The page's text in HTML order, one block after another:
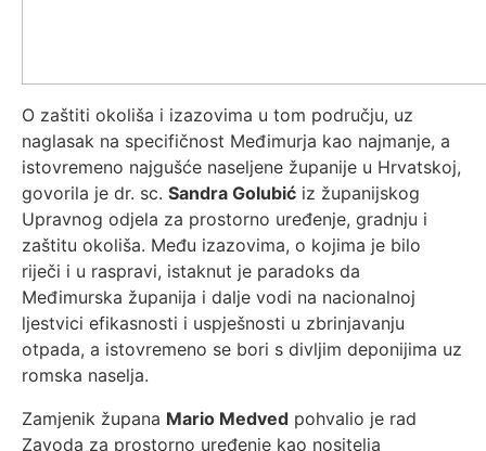
O zaštiti okoliša i izazovima u tom području, uz
naglasak na specifičnost Međimurja kao najmanje, a
istovremeno najgušće naseljene županije u Hrvatskoj,
govorila je dr. sc. Sandra Golubić iz županijskog
Upravnog odjela za prostorno uređenje, gradnju i
zaštitu okoliša. Među izazovima, o kojima je bilo
riječi i u raspravi, istaknut je paradoks da
Međimurska županija i dalje vodi na nacionalnoj
ljestvici efikasnosti i uspješnosti u zbrinjavanju
otpada, a istovremeno se bori s divljim deponijima uz
romska naselja.
Zamjenik župana Mario Medved pohvalio je rad
Zavoda za prostorno uređenje kao nositelja